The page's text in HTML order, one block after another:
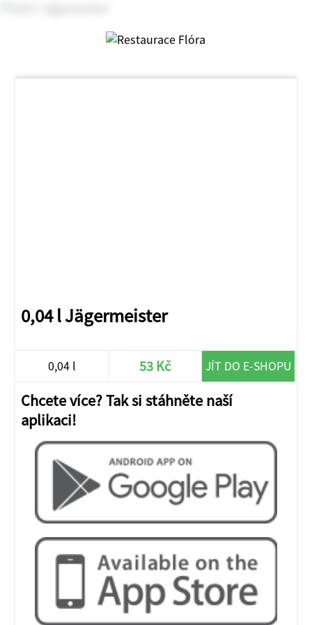
0,04 l Jägermeister
0,04 l 53 Kč JÍT DO E-SHOPU
Chcete více? Tak si stáhněte naší
aplikaci!